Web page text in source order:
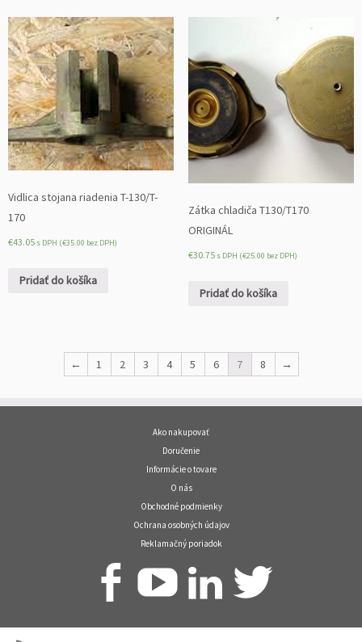
Vidlica stojana riadenia T-130/T-
170
€43.05 s DPH (€35.00 bez DPH)
Pridať do košíka
Zátka chladiča T130/T170
ORIGINÁL
€30.75 s DPH (€25.00 bez DPH)
Pridať do košíka
← 1 2 3 4 5 6 7 8 →
Ako nakupovať
Doručenie
Informácie o tovare
O nás
Obchodné podmienky
Ochrana osobných údajov
Reklamačný poriadok